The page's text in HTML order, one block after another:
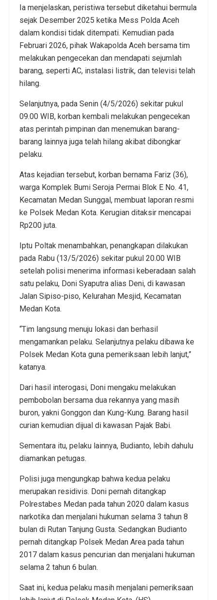
Ia menjelaskan, peristiwa tersebut diketahui bermula
sejak Desember 2025 ketika Mess Polda Aceh
dalam kondisi tidak ditempati. Kemudian pada
Februari 2026, pihak Wakapolda Aceh bersama tim
melakukan pengecekan dan mendapati sejumlah
barang, seperti AC, instalasi listrik, dan televisi telah
hilang.
Selanjutnya, pada Senin (4/5/2026) sekitar pukul
09.00 WIB, korban kembali melakukan pengecekan
atas perintah pimpinan dan menemukan barang-
barang lainnya juga telah hilang akibat dibongkar
pelaku.
Atas kejadian tersebut, korban bernama Fariz (36),
warga Komplek Bumi Seroja Permai Blok E No. 41,
Kecamatan Medan Sunggal, membuat laporan resmi
ke Polsek Medan Kota. Kerugian ditaksir mencapai
Rp200 juta.
Iptu Poltak menambahkan, penangkapan dilakukan
pada Rabu (13/5/2026) sekitar pukul 20.00 WIB
setelah polisi menerima informasi keberadaan salah
satu pelaku, Doni Syaputra alias Deni, di kawasan
Jalan Sipiso-piso, Kelurahan Mesjid, Kecamatan
Medan Kota.
“Tim langsung menuju lokasi dan berhasil
mengamankan pelaku. Selanjutnya pelaku dibawa ke
Polsek Medan Kota guna pemeriksaan lebih lanjut,”
katanya.
Dari hasil interogasi, Doni mengaku melakukan
pembobolan bersama dua rekannya yang masih
buron, yakni Gonggon dan Kung-Kung. Barang hasil
curian kemudian dijual di kawasan Pajak Babi.
Sementara itu, pelaku lainnya, Budianto, lebih dahulu
diamankan petugas.
Polisi juga mengungkap bahwa kedua pelaku
merupakan residivis. Doni pernah ditangkap
Polrestabes Medan pada tahun 2020 dalam kasus
narkotika dan menjalani hukuman selama 3 tahun 8
bulan di Rutan Tanjung Gusta. Sedangkan Budianto
pernah ditangkap Polsek Medan Area pada tahun
2017 dalam kasus pencurian dan menjalani hukuman
selama 2 tahun 6 bulan.
Saat ini, kedua pelaku masih menjalani pemeriksaan